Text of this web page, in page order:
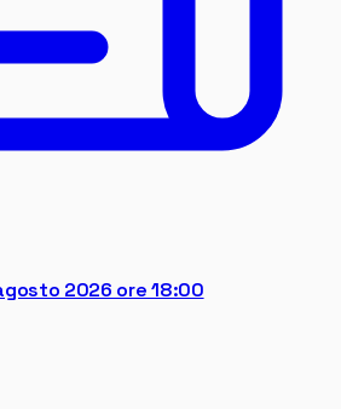
2026 ore 18:00